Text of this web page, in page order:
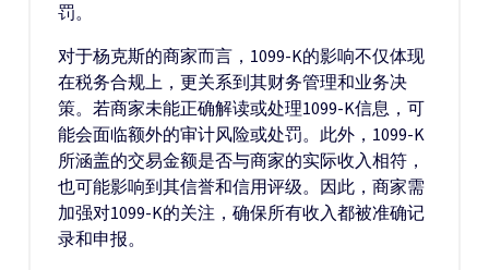
罚。
对于杨克斯的商家而言，1099-K的影响不仅体现
在税务合规上，更关系到其财务管理和业务决
策。若商家未能正确解读或处理1099-K信息，可
能会面临额外的审计风险或处罚。此外，1099-K
所涵盖的交易金额是否与商家的实际收入相符，
也可能影响到其信誉和信用评级。因此，商家需
加强对1099-K的关注，确保所有收入都被准确记
录和申报。